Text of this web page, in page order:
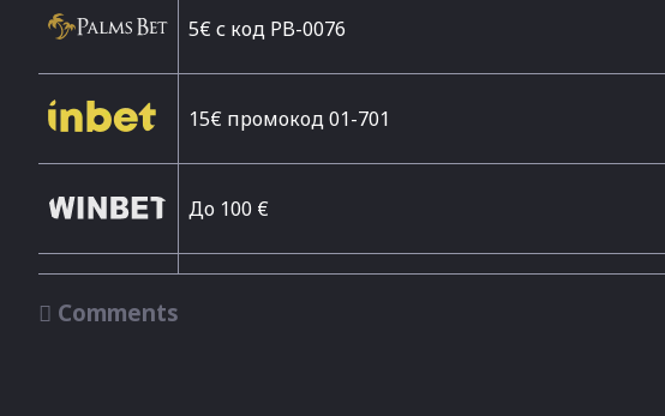
5€ с код PB-0076
15€ промокод 01-701
До 100 €
 Comments